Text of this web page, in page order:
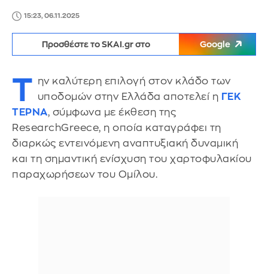
15:23, 06.11.2025
Προσθέστε το SKAI.gr στο Google
Τ ην καλύτερη επιλογή στον κλάδο των
υποδομών στην Ελλάδα αποτελεί η ΓΕΚ
ΤΕΡΝΑ, σύμφωνα με έκθεση της
ResearchGreece, η οποία καταγράφει τη
διαρκώς εντεινόμενη αναπτυξιακή δυναμική
και τη σημαντική ενίσχυση του χαρτοφυλακίου
παραχωρήσεων του Ομίλου.